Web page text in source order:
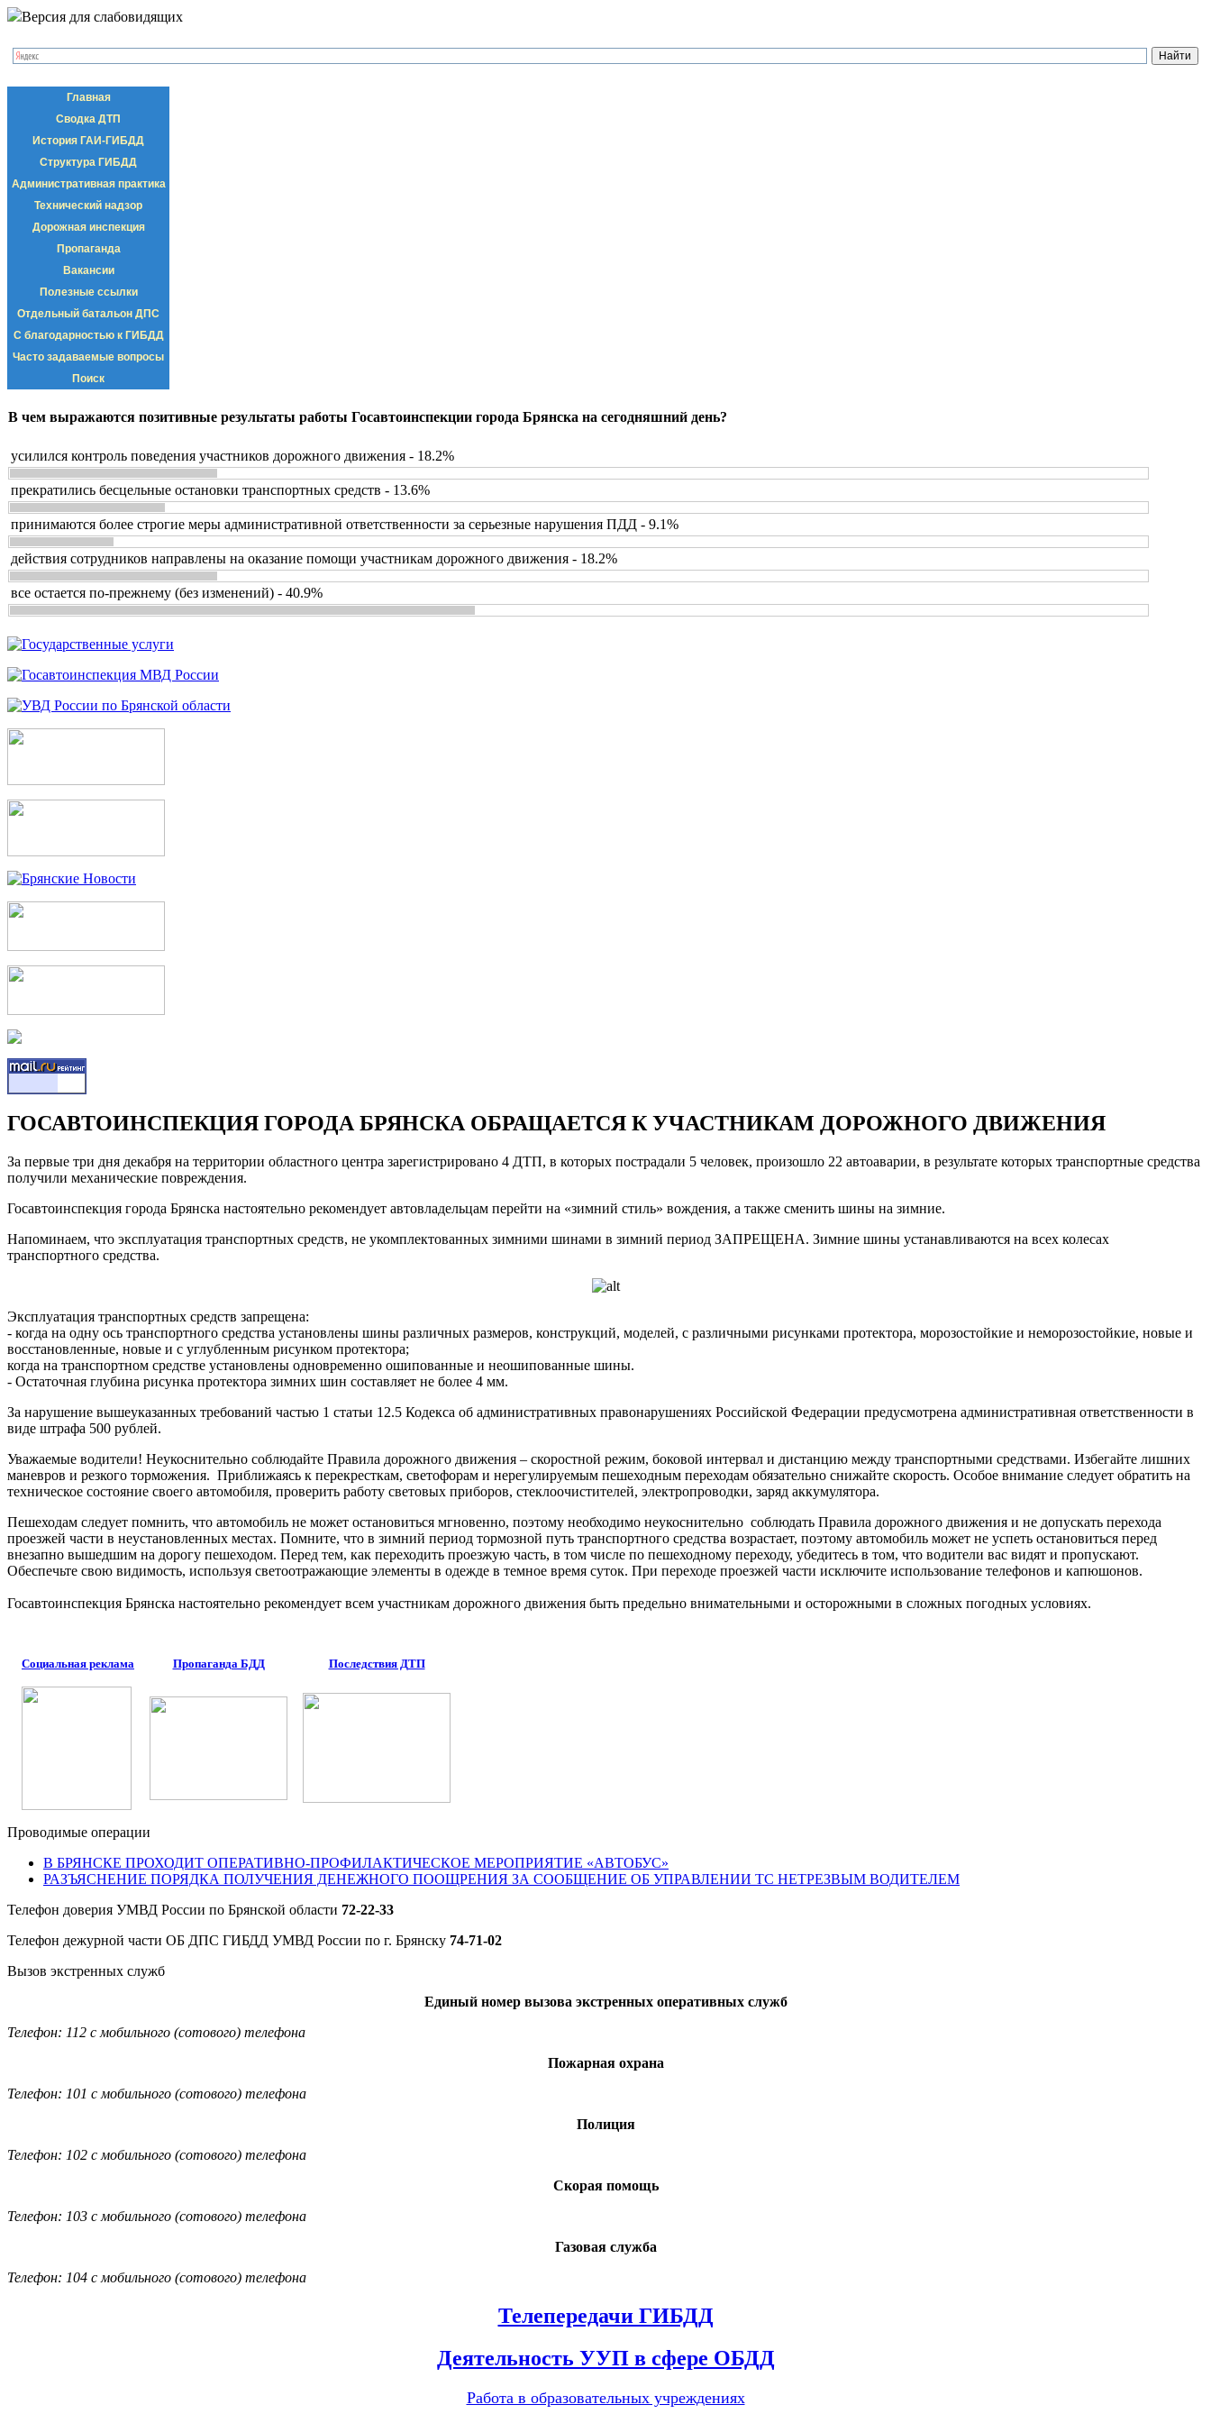
Версия для слабовидящих
Главная
Сводка ДТП
История ГАИ-ГИБДД
Структура ГИБДД
Административная практика
Технический надзор
Дорожная инспекция
Пропаганда
Вакансии
Полезные ссылки
Отдельный батальон ДПС
С благодарностью к ГИБДД
Часто задаваемые вопросы
Поиск
В чем выражаются позитивные результаты работы Госавтоинспекции города Брянска на сегодняшний день?
усилился контроль поведения участников дорожного движения - 18.2%
прекратились бесцельные остановки транспортных средств - 13.6%
принимаются более строгие меры административной ответственности за серьезные нарушения ПДД - 9.1%
действия сотрудников направлены на оказание помощи участникам дорожного движения - 18.2%
все остается по-прежнему (без изменений) - 40.9%
ГОСАВТОИНСПЕКЦИЯ ГОРОДА БРЯНСКА ОБРАЩАЕТСЯ К УЧАСТНИКАМ ДОРОЖНОГО ДВИЖЕНИЯ
За первые три дня декабря на территории областного центра зарегистрировано 4 ДТП, в которых пострадали 5 человек, произошло 22 автоаварии, в результате которых транспортные средства
получили механические повреждения.
Госавтоинспекция города Брянска настоятельно рекомендует автовладельцам перейти на «зимний стиль» вождения, а также сменить шины на зимние.
Напоминаем, что эксплуатация транспортных средств, не укомплектованных зимними шинами в зимний период ЗАПРЕЩЕНА. Зимние шины устанавливаются на всех колесах
транспортного средства.
Эксплуатация транспортных средств запрещена:
- когда на одну ось транспортного средства установлены шины различных размеров, конструкций, моделей, с различными рисунками протектора, морозостойкие и неморозостойкие, новые и
восстановленные, новые и с углубленным рисунком протектора;
когда на транспортном средстве установлены одновременно ошипованные и неошипованные шины.
- Остаточная глубина рисунка протектора зимних шин составляет не более 4 мм.
За нарушение вышеуказанных требований частью 1 статьи 12.5 Кодекса об административных правонарушениях Российской Федерации предусмотрена административная ответственности в
виде штрафа 500 рублей.
Уважаемые водители! Неукоснительно соблюдайте Правила дорожного движения – скоростной режим, боковой интервал и дистанцию между транспортными средствами. Избегайте лишних
маневров и резкого торможения. Приближаясь к перекресткам, светофорам и нерегулируемым пешеходным переходам обязательно снижайте скорость. Особое внимание следует обратить на
техническое состояние своего автомобиля, проверить работу световых приборов, стеклоочистителей, электропроводки, заряд аккумулятора.
Пешеходам следует помнить, что автомобиль не может остановиться мгновенно, поэтому необходимо неукоснительно соблюдать Правила дорожного движения и не допускать перехода
проезжей части в неустановленных местах. Помните, что в зимний период тормозной путь транспортного средства возрастает, поэтому автомобиль может не успеть остановиться перед
внезапно вышедшим на дорогу пешеходом. Перед тем, как переходить проезжую часть, в том числе по пешеходному переходу, убедитесь в том, что водители вас видят и пропускают.
Обеспечьте свою видимость, используя светоотражающие элементы в одежде в темное время суток. При переходе проезжей части исключите использование телефонов и капюшонов.
Госавтоинспекция Брянска настоятельно рекомендует всем участникам дорожного движения быть предельно внимательными и осторожными в сложных погодных условиях.
Социальная реклама Пропаганда БДД Последствия ДТП
Проводимые операции
В БРЯНСКЕ ПРОХОДИТ ОПЕРАТИВНО-ПРОФИЛАКТИЧЕСКОЕ МЕРОПРИЯТИЕ «АВТОБУС»
РАЗЪЯСНЕНИЕ ПОРЯДКА ПОЛУЧЕНИЯ ДЕНЕЖНОГО ПООЩРЕНИЯ ЗА СООБЩЕНИЕ ОБ УПРАВЛЕНИИ ТС НЕТРЕЗВЫМ ВОДИТЕЛЕМ
Телефон доверия УМВД России по Брянской области 72-22-33
Телефон дежурной части ОБ ДПС ГИБДД УМВД России по г. Брянску 74-71-02
Вызов экстренных служб
Единый номер вызова экстренных оперативных служб
Телефон: 112 с мобильного (сотового) телефона
Пожарная охрана
Телефон: 101 с мобильного (сотового) телефона
Полиция
Телефон: 102 с мобильного (сотового) телефона
Скорая помощь
Телефон: 103 с мобильного (сотового) телефона
Газовая служба
Телефон: 104 с мобильного (сотового) телефона
Телепередачи ГИБДД
Деятельность УУП в сфере ОБДД
Работа в образовательных учреждениях